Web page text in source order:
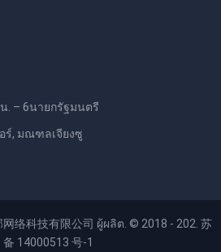
. – 6นายกรัฐมนตรี
ร์, มณฑลเจียงซู
络科技有限公司 ผู้ผลิต. © 2018 - 202. 苏
备 14000513 号-1